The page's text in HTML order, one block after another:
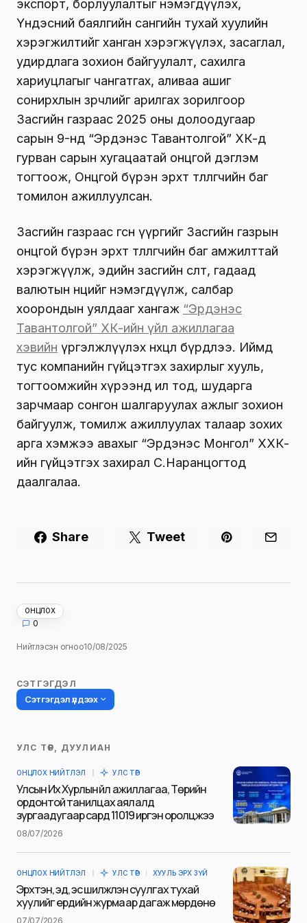
экспорт, борлуулалтыг нэмэгдүүлэх,
Үндэсний баялгийн сангийн тухай хуулийн
хэрэгжилтийг ханган хэрэгжүүлэх, засаглал,
удирдлага зохион байгуулалт, сахилга
хариуцлагыг чангатгах, аливаа ашиг
сонирхлын зөрчлийг арилгах зорилгоор
Засгийн газраас 2025 оны долоодугаар
сарын 9-нд “Эрдэнэс Тавантолгой” ХК-д
гурван сарын хугацаатай онцгой дэглэм
тогтоож, Онцгой бүрэн эрхт төлөөлөгчийн баг
томилон ажиллуулсан.
Засгийн газраас өгсөн үүргийг Засгийн газрын
онцгой бүрэн эрхт төлөөлөгчийн баг амжилттай
хэрэгжүүлж, эдийн засгийн өсөлт, гадаад
валютын нөөцийг нэмэгдүүлж, салбар
хоорондын уялдааг хангаж “Эрдэнэс
Тавантолгой” ХК-ийн үйл ажиллагаа
хэвийн үргэлжлүүлэх нөхцөл бүрдлээ. Иймд
тус компанийн гүйцэтгэх захирлыг хууль,
тогтоомжийн хүрээнд ил тод, шударга
зарчмаар сонгон шалгаруулах ажлыг зохион
байгуулж, томилж ажиллуулах талаар зохих
арга хэмжээ авахыг “Эрдэнэс Монгол” ХХК-
ийн гүйцэтгэх захирал С.Наранцогтод
даалгалаа.
Share Tweet
ОНЦЛОХ
0
Нийтлэсэн огноо10/08/2025
СЭТГЭГДЭЛ
Сэтгэгдэл үлдээх
Таны имэйл хаягийг нийтлэхгүй.
тэмдэглэсэн
Name
УЛС ТӨР, ДУУЛИАН
ОНЦЛОХ НИЙТЛЭЛ УЛС ТӨР
Улсын Их Хурлын үйл ажиллагаа, Төрийн
ордонтой танилцах аялалд
зургаадугаар сард 11019 иргэн оролцжээ
08/07/2026
ОНЦЛОХ НИЙТЛЭЛ УЛС ТӨР ХУУЛЬ ЭРХ ЗҮЙ
Эрхтэн, эд, эс шилжүүлэн суулгах тухай
хуулийг ердийн журмаар дагаж мөрдөнө
07/07/2026